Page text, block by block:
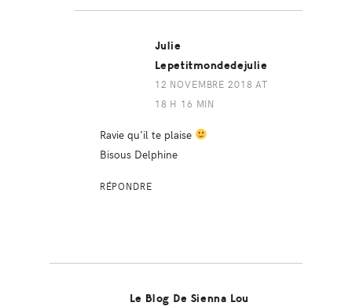
Julie
Lepetitmondedejulie
12 NOVEMBRE 2018 AT
18 H 16 MIN
Ravie qu’il te plaise
Bisous Delphine
RÉPONDRE
Le Blog De Sienna Lou